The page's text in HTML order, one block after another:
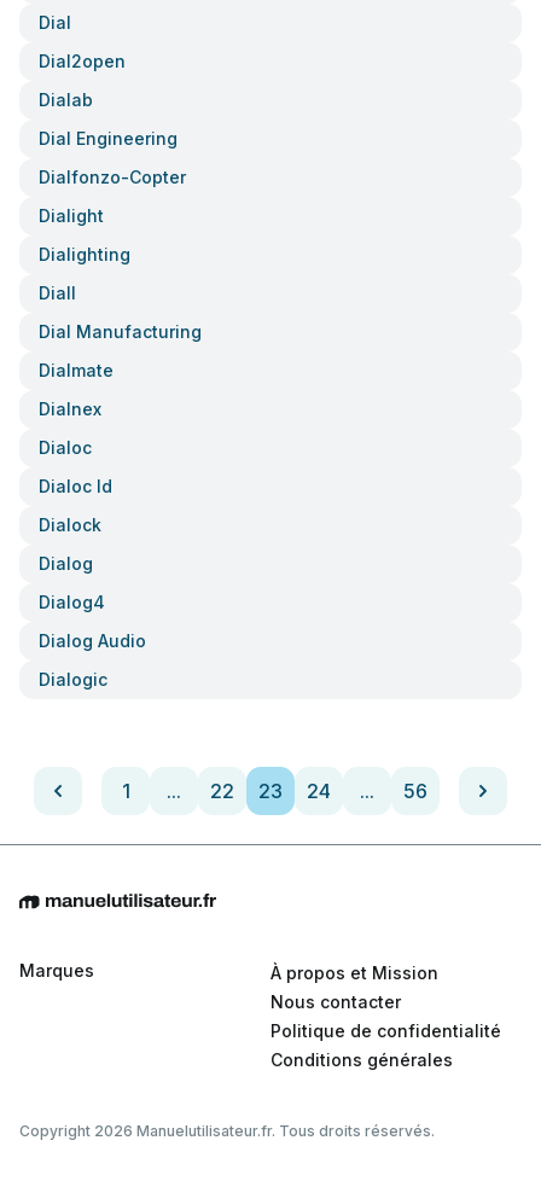
Dial
Dial2open
Dialab
Dial Engineering
Dialfonzo-Copter
Dialight
Dialighting
Diall
Dial Manufacturing
Dialmate
Dialnex
Dialoc
Dialoc Id
Dialock
Dialog
Dialog4
Dialog Audio
Dialogic
1 ... 22 23 24 ... 56
Marques
À propos et Mission
Nous contacter
Politique de confidentialité
Conditions générales
Copyright 2026 Manuelutilisateur.fr. Tous droits réservés.